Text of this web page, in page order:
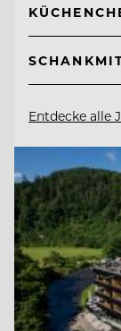
Entdecke alle